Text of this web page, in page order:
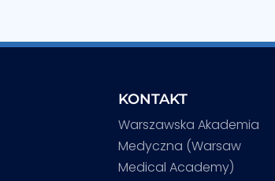
KONTAKT
Warszawska Akademia
Medyczna (Warsaw
Medical Academy)